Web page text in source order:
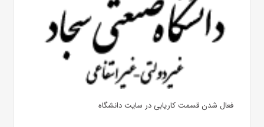
فعال شدن قسمت کاریابی در سایت دانشگاه